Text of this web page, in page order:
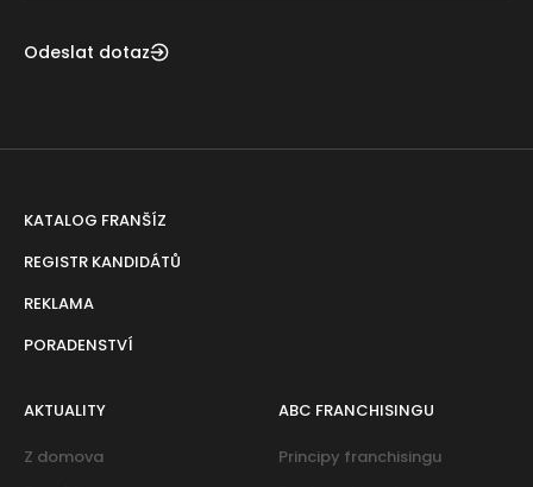
Odeslat dotaz
KATALOG FRANŠÍZ
REGISTR KANDIDÁTŮ
REKLAMA
PORADENSTVÍ
AKTUALITY
Z domova
ABC FRANCHISINGU
Principy franchisingu